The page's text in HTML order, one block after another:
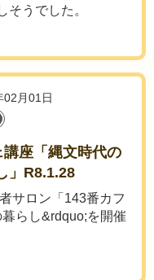
そうでした。
02月01日
講座「縄文時代の
」R8.1.28
サロン「143番カフ
らし&rdquo;を開催